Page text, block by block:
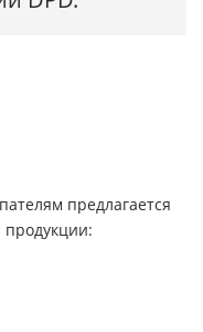
предлагается
продукции: